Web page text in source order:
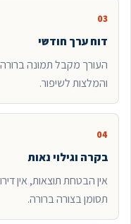
03
דוח ערך חודשי
העורך מקבל תמונה
והמלצות לשיפור.
04
בקרה וגילוי נאות
אין הבטחת תוצאות, אין
תסומן בצורה ברורה.